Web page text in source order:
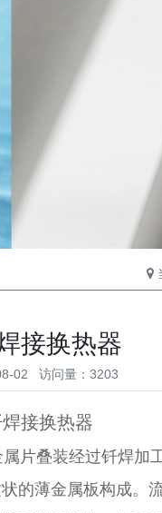
接换热器
02 访问量：3203
接换热器
片叠装经过钎焊加
的薄金属板构成。